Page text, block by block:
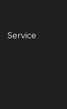
Service